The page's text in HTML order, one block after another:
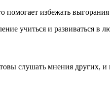
избежать
учиться и развиваться в
слушать мнения других,